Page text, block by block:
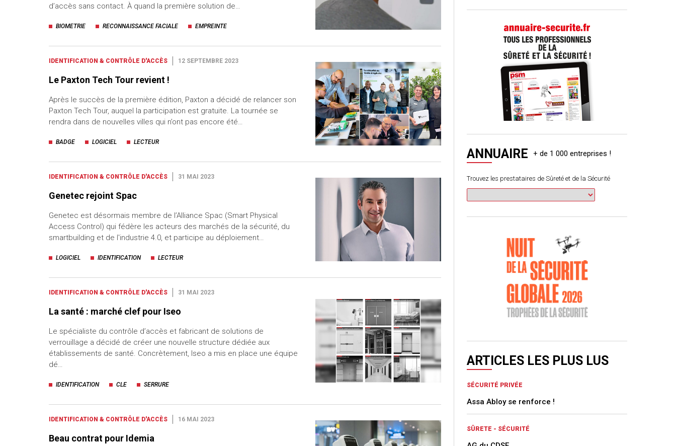
d’accès sans contact. À quand la première solution de…
BIOMETRIE RECONNAISSANCE FACIALE EMPREINTE
IDENTIFICATION & CONTRÔLE D'ACCÈS 12 SEPTEMBRE 2023
Le Paxton Tech Tour revient !
Après le succès de la première édition, Paxton a décidé de relancer son
Paxton Tech Tour, auquel la participation est gratuite. La tournée se
rendra dans de nouvelles villes qui n’ont pas encore été…
BADGE LOGICIEL LECTEUR
IDENTIFICATION & CONTRÔLE D'ACCÈS 31 MAI 2023
Genetec rejoint Spac
Genetec est désormais membre de l’Alliance Spac (Smart Physical
Access Control) qui fédère les acteurs des marchés de la sécurité, du
smartbuilding et de l'industrie 4.0, et participe au déploiement…
LOGICIEL IDENTIFICATION LECTEUR
IDENTIFICATION & CONTRÔLE D'ACCÈS 31 MAI 2023
La santé : marché clef pour Iseo
Le spécialiste du contrôle d’accès et fabricant de solutions de
verrouillage a décidé de créer une nouvelle structure dédiée aux
établissements de santé. Concrètement, Iseo a mis en place une équipe
dé…
IDENTIFICATION CLE SERRURE
IDENTIFICATION & CONTRÔLE D'ACCÈS 16 MAI 2023
Beau contrat pour Idemia
ANNUAIRE
Trouvez les prestataires de Sûreté et de la Sécurité
ARTICLES LES PLUS LUS
SÉCURITÉ PRIVÉE
Assa Abloy se renforce !
SÛRETE - SÉCURITÉ